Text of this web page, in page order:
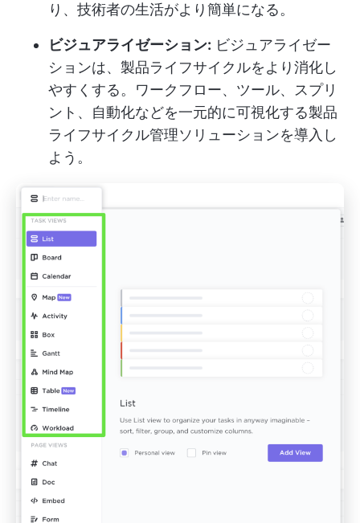
り、技術者の生活がより簡単になる。
ビジュアライゼーション: ビジュアライゼー
ションは、製品ライフサイクルをより消化し
やすくする。ワークフロー、ツール、スプリ
ント、自動化などを一元的に可視化する製品
ライフサイクル管理ソリューションを導入し
よう。